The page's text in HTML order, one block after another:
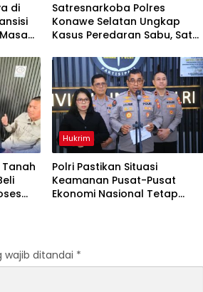
di
Satresnarkoba Polres
Konawe Selatan Ungkap
Kasus Peredaran Sabu, Satu
Diamankan
Hukrim
Polri Pastikan Situasi
Keamanan Pusat-Pusat
Ekonomi Nasional Tetap
wajib ditandai *